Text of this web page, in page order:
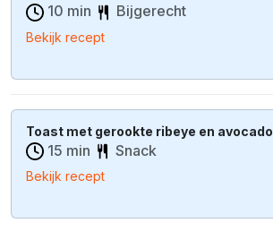
10 min Bijgerecht
Bekijk recept
Toast met gerookte ribeye en avocado
15 min Snack
Bekijk recept